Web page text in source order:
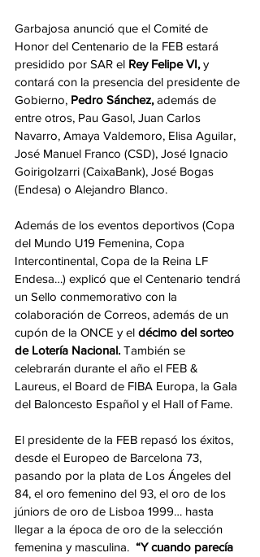
Garbajosa anunció que el Comité de
Honor del Centenario de la FEB estará
presidido por SAR el Rey Felipe VI, y
contará con la presencia del presidente de
Gobierno, Pedro Sánchez, además de
entre otros, Pau Gasol, Juan Carlos
Navarro, Amaya Valdemoro, Elisa Aguilar,
José Manuel Franco (CSD), José Ignacio
Goirigolzarri (CaixaBank), José Bogas
(Endesa) o Alejandro Blanco.
Además de los eventos deportivos (Copa
del Mundo U19 Femenina, Copa
Intercontinental, Copa de la Reina LF
Endesa…) explicó que el Centenario tendrá
un Sello conmemorativo con la
colaboración de Correos, además de un
cupón de la ONCE y el décimo del sorteo
de Lotería Nacional. También se
celebrarán durante el año el FEB &
Laureus, el Board de FIBA Europa, la Gala
del Baloncesto Español y el Hall of Fame.
El presidente de la FEB repasó los éxitos,
desde el Europeo de Barcelona 73,
pasando por la plata de Los Ángeles del
84, el oro femenino del 93, el oro de los
júniors de oro de Lisboa 1999… hasta
llegar a la época de oro de la selección
femenina y masculina. “Y cuando parecía